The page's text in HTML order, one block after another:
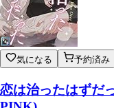
気になる 予約済み
恋は治ったはずだ